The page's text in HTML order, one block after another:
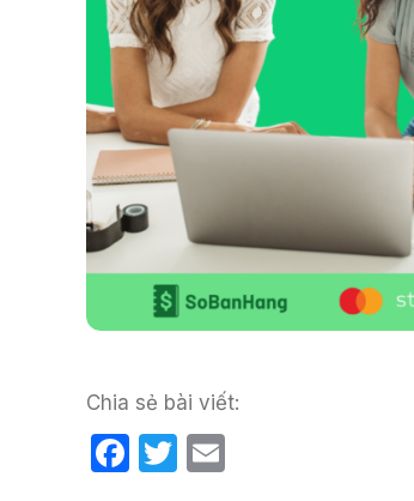
Chia sẻ bài viết:
F
T